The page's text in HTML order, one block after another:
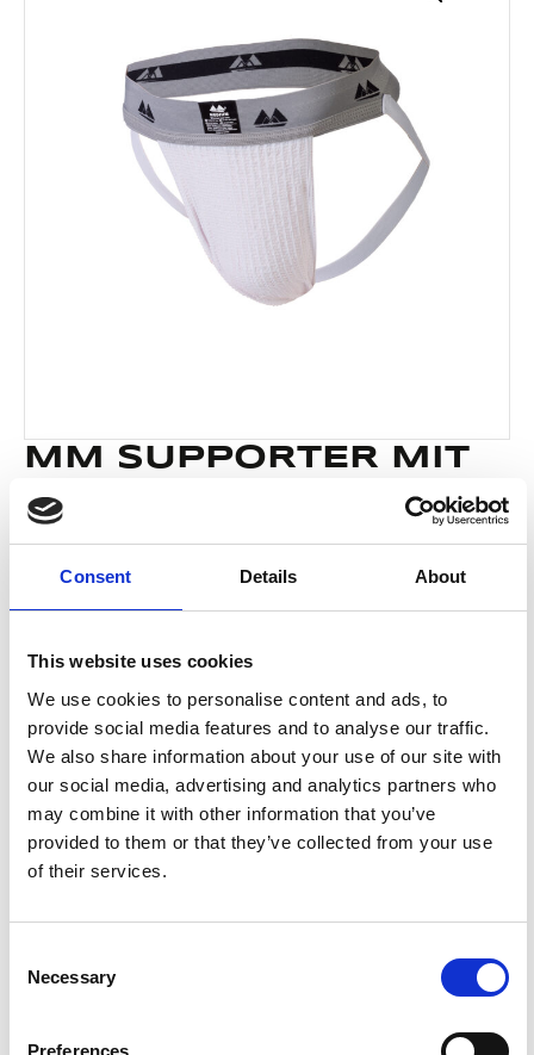
Consent Details About
This website uses cookies
We use cookies to personalise content and ads, to
provide social media features and to analyse our traffic.
We also share information about your use of our site with
our social media, advertising and analytics partners who
may combine it with other information that you’ve
provided to them or that they’ve collected from your use
of their services.
Selection
Necessary
Preferences
MM SUPPORTER MIT
CUP POUCH
8,00€ (inkl. MwSt.)
Erwachsener (ohne Becher)
Kategorie Supporters
Größe
IN DEN WARENKORB
Alternative:
BESCHREIBUNG